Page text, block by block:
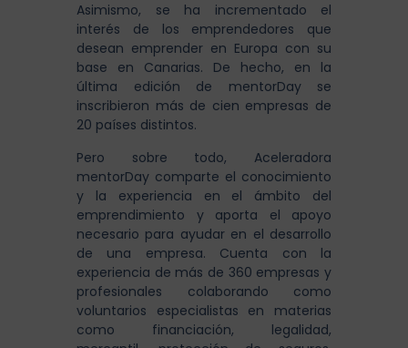
Asimismo, se ha incrementado el
interés de los emprendedores que
desean emprender en Europa con su
base en Canarias. De hecho, en la
última edición de mentorDay se
inscribieron más de cien empresas de
20 países distintos.
Pero sobre todo, Aceleradora
mentorDay comparte el conocimiento
y la experiencia en el ámbito del
emprendimiento y aporta el apoyo
necesario para ayudar en el desarrollo
de una empresa. Cuenta con la
experiencia de más de 360 empresas y
profesionales colaborando como
voluntarios especialistas en materias
como financiación, legalidad,